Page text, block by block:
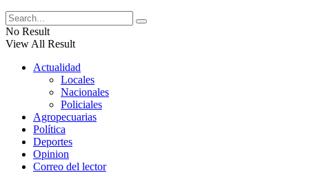
No Result
View All Result
Actualidad
Locales
Nacionales
Policiales
Agropecuarias
Política
Deportes
Opinion
Correo del lector